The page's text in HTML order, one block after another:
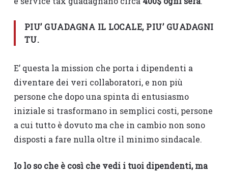
PIU’ GUADAGNA IL LOCALE, PIU’ GUADAGNI
TU.
E’ questa la mission che porta i dipendenti a
diventare dei veri collaboratori, e non più
persone che dopo una spinta di entusiasmo
iniziale si trasformano in semplici costi, persone
a cui tutto è dovuto ma che in cambio non sono
disposti a fare nulla oltre il minimo sindacale.
Io lo so che è così che vedi i tuoi dipendenti, ma